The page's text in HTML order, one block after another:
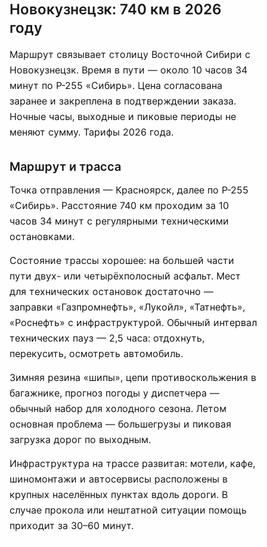
Новокузнецзк: 740 км в 2026
году
Маршрут связывает столицу Восточной Сибири с
Новокузнецзк. Время в пути — около 10 часов 34
минут по Р-255 «Сибирь». Цена согласована
заранее и закреплена в подтверждении заказа.
Ночные часы, выходные и пиковые периоды не
меняют сумму. Тарифы 2026 года.
Маршрут и трасса
Точка отправления — Красноярск, далее по Р-255
«Сибирь». Расстояние 740 км проходим за 10
часов 34 минут с регулярными техническими
остановками.
Состояние трассы хорошее: на большей части
пути двух- или четырёхполосный асфальт. Мест
для технических остановок достаточно —
заправки «Газпромнефть», «Лукойл», «Татнефть»,
«Роснефть» с инфраструктурой. Обычный интервал
технических пауз — 2,5 часа: отдохнуть,
перекусить, осмотреть автомобиль.
Зимняя резина «шипы», цепи противоскольжения в
багажнике, прогноз погоды у диспетчера —
обычный набор для холодного сезона. Летом
основная проблема — большегрузы и пиковая
загрузка дорог по выходным.
Инфраструктура на трассе развитая: мотели, кафе,
шиномонтажи и автосервисы расположены в
крупных населённых пунктах вдоль дороги. В
случае прокола или нештатной ситуации помощь
приходит за 30–60 минут.